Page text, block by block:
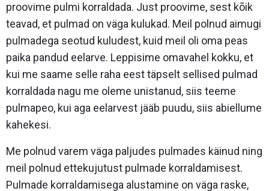
proovime pulmi korraldada. Just proovime, sest kõik
teavad, et pulmad on väga kulukad. Meil polnud aimugi
pulmadega seotud kuludest, kuid meil oli oma peas
paika pandud eelarve. Leppisime omavahel kokku, et
kui me saame selle raha eest täpselt sellised pulmad
korraldada nagu me oleme unistanud, siis teeme
pulmapeo, kui aga eelarvest jääb puudu, siis abiellume
kahekesi.
Me polnud varem väga paljudes pulmades käinud ning
meil polnud ettekujutust pulmade korraldamisest.
Pulmade korraldamisega alustamine on väga raske,